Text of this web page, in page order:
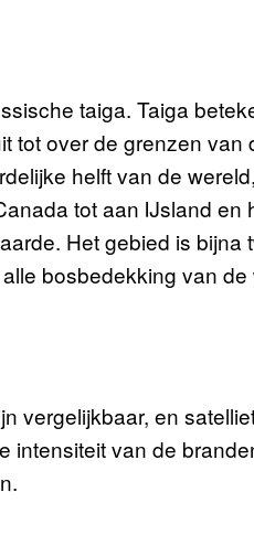
taiga. Taiga
tot over de grenzen van
helft van de
tot aan IJsland en
Het gebied is bijna
bosbedekking van de
vergelijkbaar, en
intensiteit van de